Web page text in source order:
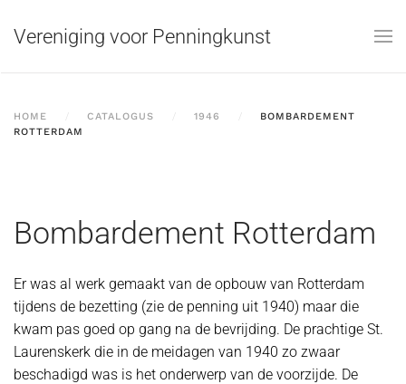
Skip to main content
Vereniging voor Penningkunst
HOME CATALOGUS 1946
BOMBARDEMENT
ROTTERDAM
Bombardement Rotterdam
Er was al werk gemaakt van de opbouw van Rotterdam
tijdens de bezetting (zie de penning uit 1940) maar die
kwam pas goed op gang na de bevrijding. De prachtige St.
Laurenskerk die in de meidagen van 1940 zo zwaar
beschadigd was is het onderwerp van de voorzijde. De